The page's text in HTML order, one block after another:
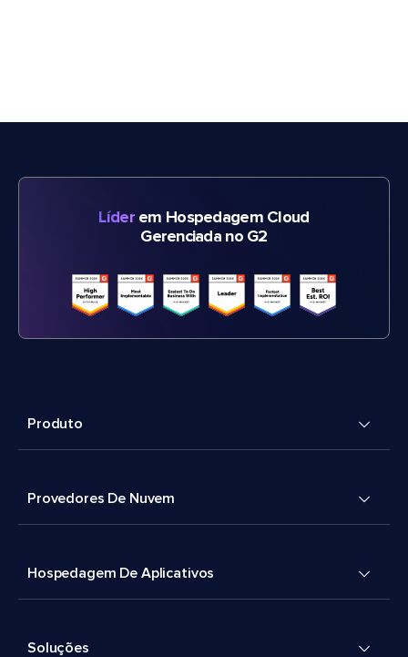
Líderem Hospedagem Cloud
Gerenciada no G2
Produto
Provedores De Nuvem
Hospedagem De Aplicativos
Soluções